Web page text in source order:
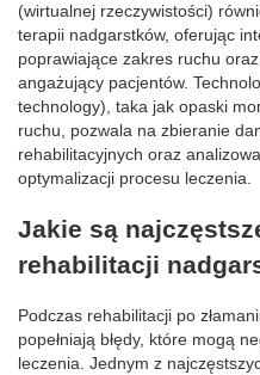
(wirtualnej rzeczywistości)
terapii nadgarstków, oferując
poprawiające zakres ruchu
angażujący pacjentów.
technology), taka jak opaski
ruchu, pozwala na zbieranie
rehabilitacyjnych oraz
optymalizacji procesu leczenia.
Jakie są
rehabilitacji
Podczas rehabilitacji po
popełniają błędy, które mogą
leczenia. Jednym z